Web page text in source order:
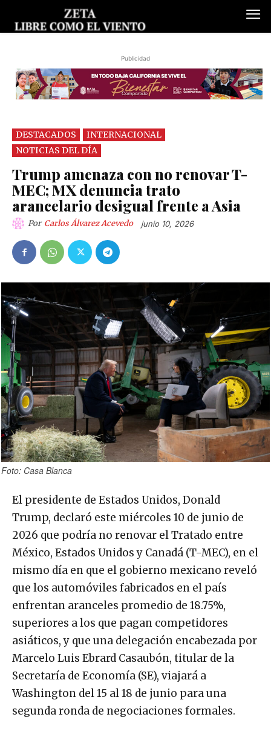
Publicidad
DESTACADOS
INTERNACIONAL
NOTICIAS DEL DÍA
Trump amenaza con no renovar T-
MEC; MX denuncia trato
arancelario desigual frente a Asia
Por Carlos Álvarez Acevedo junio 10, 2026
Foto: Casa Blanca
El presidente de Estados Unidos, Donald
Trump, declaró este miércoles 10 de junio de
2026 que podría no renovar el Tratado entre
México, Estados Unidos y Canadá (T-MEC), en el
mismo día en que el gobierno mexicano reveló
que los automóviles fabricados en el país
enfrentan aranceles promedio de 18.75%,
superiores a los que pagan competidores
asiáticos, y que una delegación encabezada por
Marcelo Luis Ebrard Casaubón, titular de la
Secretaría de Economía (SE), viajará a
Washington del 15 al 18 de junio para una
segunda ronda de negociaciones formales.